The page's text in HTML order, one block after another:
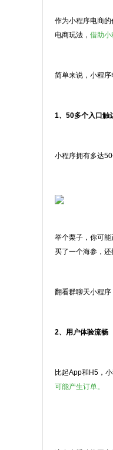
作为小程序电商
电商玩法， 借助小
简单来说，小程序
1、50多个入口触
小程序拥有多达50
举个栗子，你可
买了一个海参，
翻看群聊天小程
2、用户体验流畅
比起App和H5，
可能产生订单。